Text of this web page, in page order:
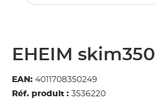
EHEIM skim350
EAN: 4011708350249
Réf. produit : 3536220